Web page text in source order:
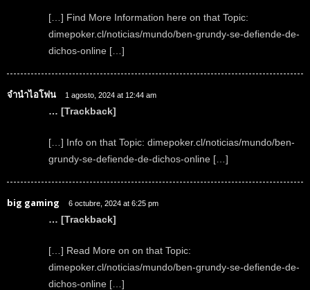
[…] Find More Information here on that Topic:
dimepoker.cl/noticias/mundo/ben-grundy-se-defiende-de-
dichos-online […]
จำนำไอโฟน 1 agosto, 2024 at 12:44 am
… [Trackback]
[…] Info on that Topic: dimepoker.cl/noticias/mundo/ben-
grundy-se-defiende-de-dichos-online […]
big gaming 6 octubre, 2024 at 6:25 pm
… [Trackback]
[…] Read More on on that Topic:
dimepoker.cl/noticias/mundo/ben-grundy-se-defiende-de-
dichos-online […]